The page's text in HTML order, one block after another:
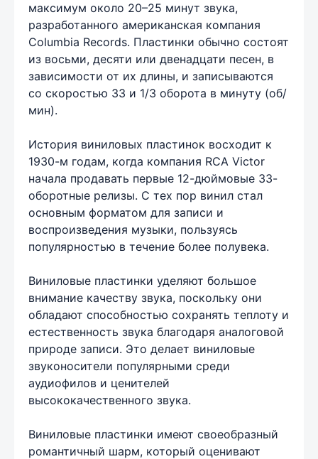
максимум около 20–25 минут звука,
разработанного американская компания
Columbia Records. Пластинки обычно состоят
из восьми, десяти или двенадцати песен, в
зависимости от их длины, и записываются
со скоростью 33 и 1/3 оборота в минуту (об/
мин).
История виниловых пластинок восходит к
1930-м годам, когда компания RCA Victor
начала продавать первые 12-дюймовые 33-
оборотные релизы. С тех пор винил стал
основным форматом для записи и
воспроизведения музыки, пользуясь
популярностью в течение более полувека.
Виниловые пластинки уделяют большое
внимание качеству звука, поскольку они
обладают способностью сохранять теплоту и
естественность звука благодаря аналоговой
природе записи. Это делает виниловые
звуконосители популярными среди
аудиофилов и ценителей
высококачественного звука.
Виниловые пластинки имеют своеобразный
романтичный шарм, который оценивают